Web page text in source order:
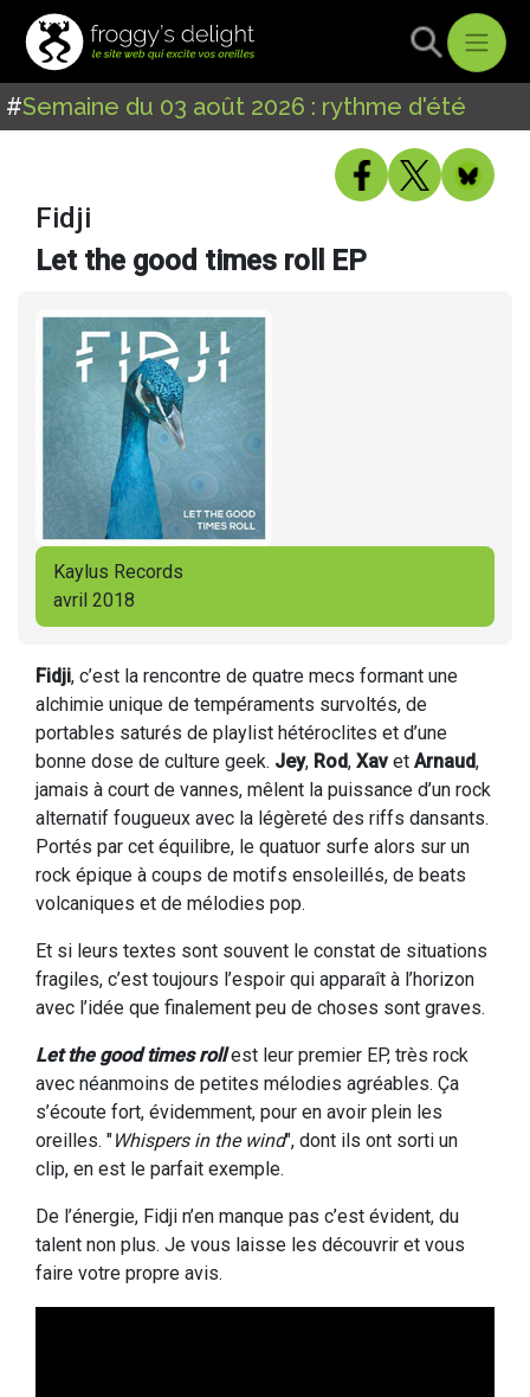
#Semaine du 03 août 2026 : rythme d'été
Fidji
Let the good times roll EP
Kaylus Records
avril 2018
Fidji, c’est la rencontre de quatre mecs formant une
alchimie unique de tempéraments survoltés, de
portables saturés de playlist hétéroclites et d’une
bonne dose de culture geek. Jey, Rod, Xav et Arnaud,
jamais à court de vannes, mêlent la puissance d’un rock
alternatif fougueux avec la légèreté des riffs dansants.
Portés par cet équilibre, le quatuor surfe alors sur un
rock épique à coups de motifs ensoleillés, de beats
volcaniques et de mélodies pop.
Et si leurs textes sont souvent le constat de situations
fragiles, c’est toujours l’espoir qui apparaît à l’horizon
avec l’idée que finalement peu de choses sont graves.
Let the good times rollest leur premier EP, très rock
avec néanmoins de petites mélodies agréables. Ça
s’écoute fort, évidemment, pour en avoir plein les
oreilles. "Whispers in the wind", dont ils ont sorti un
clip, en est le parfait exemple.
De l’énergie, Fidji n’en manque pas c’est évident, du
talent non plus. Je vous laisse les découvrir et vous
faire votre propre avis.